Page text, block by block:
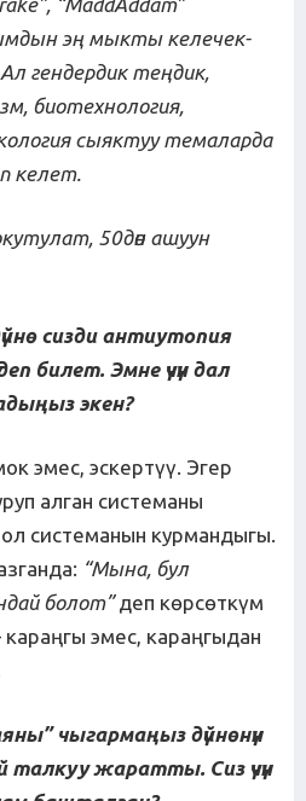
эң мыкты келечек-
гендердик теңдик,
биотехнология,
сыяктуу темаларда
келет.
окутулат, 50дөн ашуун
сизди антиутопия
билет. Эмне үчүн дал
экен?
эмес, эскертүү. Эгер
алган системаны
системанын курмандыгы.
“Мына, бул
болот”деп көрсөткүм
эмес, караңгыдан
чыгармаңыздүйнөнүн
талкуу жаратты. Сиз үчүн